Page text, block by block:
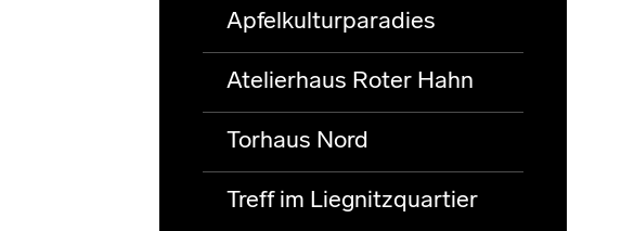
Apfelkulturparadies
Atelierhaus Roter Hahn
Torhaus Nord
Treff im Liegnitzquartier